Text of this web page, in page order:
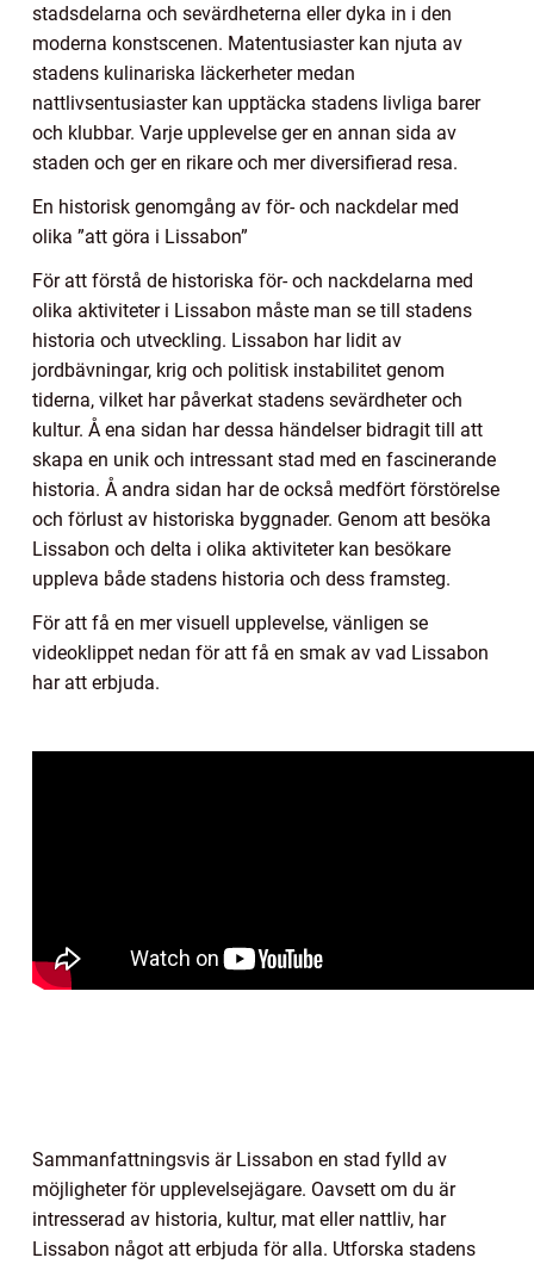
stadsdelarna och sevärdheterna eller dyka in i den
moderna konstscenen. Matentusiaster kan njuta av
stadens kulinariska läckerheter medan
nattlivsentusiaster kan upptäcka stadens livliga barer
och klubbar. Varje upplevelse ger en annan sida av
staden och ger en rikare och mer diversifierad resa.
En historisk genomgång av för- och nackdelar med
olika ”att göra i Lissabon”
För att förstå de historiska för- och nackdelarna med
olika aktiviteter i Lissabon måste man se till stadens
historia och utveckling. Lissabon har lidit av
jordbävningar, krig och politisk instabilitet genom
tiderna, vilket har påverkat stadens sevärdheter och
kultur. Å ena sidan har dessa händelser bidragit till att
skapa en unik och intressant stad med en fascinerande
historia. Å andra sidan har de också medfört förstörelse
och förlust av historiska byggnader. Genom att besöka
Lissabon och delta i olika aktiviteter kan besökare
uppleva både stadens historia och dess framsteg.
För att få en mer visuell upplevelse, vänligen se
videoklippet nedan för att få en smak av vad Lissabon
har att erbjuda.
Sammanfattningsvis är Lissabon en stad fylld av
möjligheter för upplevelsejägare. Oavsett om du är
intresserad av historia, kultur, mat eller nattliv, har
Lissabon något att erbjuda för alla. Utforska stadens